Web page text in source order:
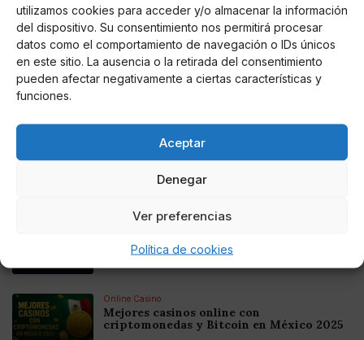
utilizamos cookies para acceder y/o almacenar la información
del dispositivo. Su consentimiento nos permitirá procesar
datos como el comportamiento de navegación o IDs únicos
en este sitio. La ausencia o la retirada del consentimiento
pueden afectar negativamente a ciertas características y
funciones.
Aceptar
Denegar
Ver preferencias
Política de cookies
AUTOR
Miguel P. Montes
Noticias relacionadas
Mejores Cripto Casinos Online en
Colombia 2025: Bitcoin Casinos
Online Casino
Criptomonedas en Argentina 2025
Online Casino
Mejores casinos online con
criptomonedas y Bitcoin en México 2025